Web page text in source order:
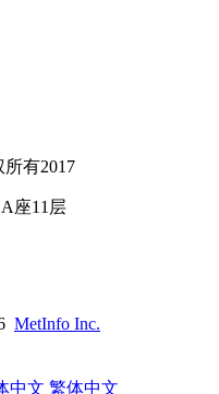
有2017
座11层
MetInfo Inc.
繁体中文